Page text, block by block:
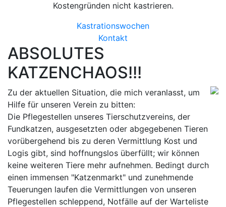
Kostengründen nicht kastrieren.
Kastrationswochen
Kontakt
ABSOLUTES
KATZENCHAOS!!!
Zu der aktuellen Situation, die mich veranlasst, um
Hilfe für unseren Verein zu bitten:
Die Pflegestellen unseres Tierschutzvereins, der
Fundkatzen, ausgesetzten oder abgegebenen Tieren
vorübergehend bis zu deren Vermittlung Kost und
Logis gibt, sind hoffnungslos überfüllt; wir können
keine weiteren Tiere mehr aufnehmen. Bedingt durch
einen immensen "Katzenmarkt" und zunehmende
Teuerungen laufen die Vermittlungen von unseren
Pflegestellen schleppend, Notfälle auf der Warteliste